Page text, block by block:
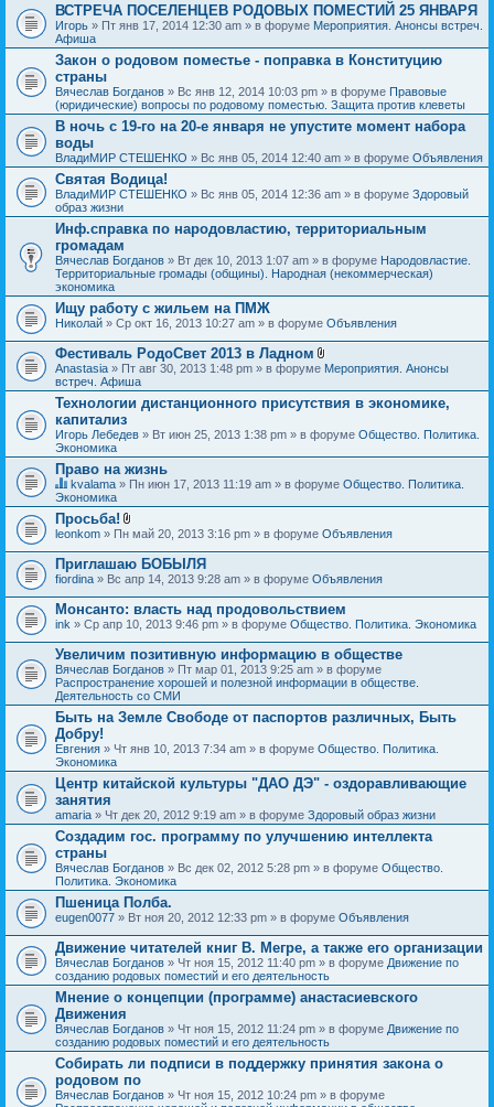
ВСТРЕЧА ПОСЕЛЕНЦЕВ РОДОВЫХ ПОМЕСТИЙ 25 ЯНВАРЯ
Игорь » Пт янв 17, 2014 12:30 am » в форуме Мероприятия. Анонсы встреч.
Афиша
Закон о родовом поместье - поправка в Конституцию
страны
Вячеслав Богданов » Вс янв 12, 2014 10:03 pm » в форуме Правовые
(юридические) вопросы по родовому поместью. Защита против клеветы
В ночь с 19-го на 20-е января не упустите момент набора
воды
ВладиМИР СТЕШЕНКО » Вс янв 05, 2014 12:40 am » в форуме Объявления
Святая Водица!
ВладиМИР СТЕШЕНКО » Вс янв 05, 2014 12:36 am » в форуме Здоровый
образ жизни
Инф.справка по народовластию, территориальным
громадам
Вячеслав Богданов » Вт дек 10, 2013 1:07 am » в форуме Народовластие.
Территориальные громады (общины). Народная (некоммерческая)
экономика
Ищу работу с жильем на ПМЖ
Николай » Ср окт 16, 2013 10:27 am » в форуме Объявления
Фестиваль РодоСвет 2013 в Ладном
В
о
ж
н
и
я
Anastasia » Пт авг 30, 2013 1:48 pm » в форуме Мероприятия. Анонсы
встреч. Афиша
Технологии дистанционного присутствия в экономике,
капитализ
Игорь Лебедев » Вт июн 25, 2013 1:38 pm » в форуме Общество. Политика.
Экономика
Право на жизнь
Д
а
н
н
я
т
е
м
а
с
о
д
е
р
ж
и
т
о
п
р
о
с
.
kvalama » Пн июн 17, 2013 11:19 am » в форуме Общество. Политика.
Экономика
Просьба!
В
о
ж
е
н
и
я
leonkom » Пн май 20, 2013 3:16 pm » в форуме Объявления
Приглашаю БОБЫЛЯ
fiordina » Вс апр 14, 2013 9:28 am » в форуме Объявления
Монсанто: власть над продовольствием
ink » Ср апр 10, 2013 9:46 pm » в форуме Общество. Политика. Экономика
Увеличим позитивную информацию в обществе
Вячеслав Богданов » Пт мар 01, 2013 9:25 am » в форуме
Распространение хорошей и полезной информации в обществе.
Деятельность со СМИ
Быть на Земле Свободе от паспортов различных, Быть
Добру!
Евгения » Чт янв 10, 2013 7:34 am » в форуме Общество. Политика.
Экономика
Центр китайской культуры "ДАО ДЭ" - оздоравливающие
занятия
amaria » Чт дек 20, 2012 9:19 am » в форуме Здоровый образ жизни
Создадим гос. программу по улучшению интеллекта
страны
Вячеслав Богданов » Вс дек 02, 2012 5:28 pm » в форуме Общество.
Политика. Экономика
Пшеница Полба.
eugen0077 » Вт ноя 20, 2012 12:33 pm » в форуме Объявления
Движение читателей книг В. Мегре, а также его организации
Вячеслав Богданов » Чт ноя 15, 2012 11:40 pm » в форуме Движение по
созданию родовых поместий и его деятельность
Мнение о концепции (программе) анастасиевского
Движения
Вячеслав Богданов » Чт ноя 15, 2012 11:24 pm » в форуме Движение по
созданию родовых поместий и его деятельность
Собирать ли подписи в поддержку принятия закона о
родовом по
Вячеслав Богданов » Чт ноя 15, 2012 10:24 pm » в форуме